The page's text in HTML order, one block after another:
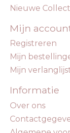
Nieuwe
Mijn
Registreren
Mijn
Mijn
Informatie
Over ons